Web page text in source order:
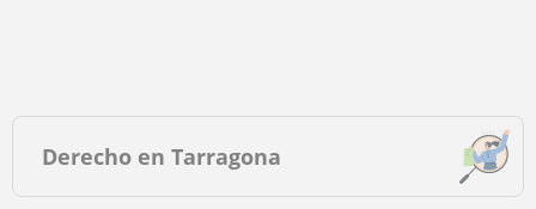
Derecho en Tarragona